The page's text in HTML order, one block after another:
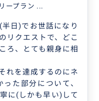
ープラン ...
日)でお世話になり
リクエストで、どこ
ろ、とても親身に相
れを達成するのにネ
た部分について、
に(しかも早い)して